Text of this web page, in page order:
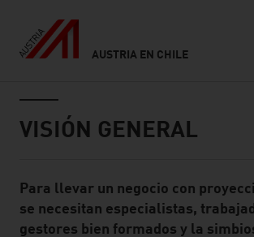
AUSTRIA EN CHILE
VISIÓN GENERAL
Standard Content Module
Para llevar un negocio con
se necesitan especialistas,
gestores bien formados y la